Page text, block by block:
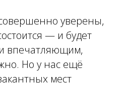
уверены,
— и будет
впечатляющим,
Но у нас ещё
мест